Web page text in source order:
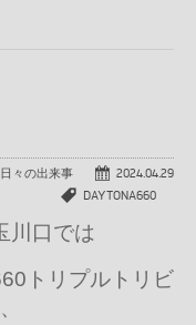
2024.04.29
日々の出来事
DAYTONA660
川口では
トリプルトリビ